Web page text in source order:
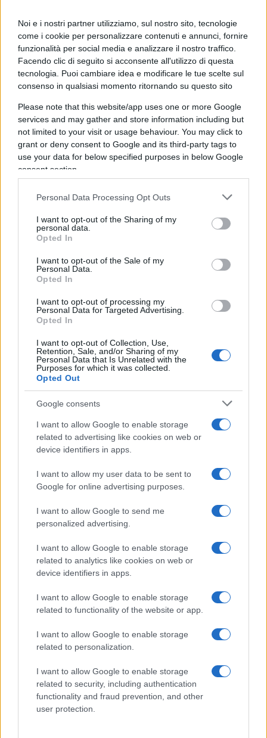
Noi e i nostri partner utilizziamo, sul nostro sito, tecnologie
come i cookie per personalizzare contenuti e annunci, fornire
funzionalità per social media e analizzare il nostro traffico.
Facendo clic di seguito si acconsente all'utilizzo di questa
tecnologia. Puoi cambiare idea e modificare le tue scelte sul
consenso in qualsiasi momento ritornando su questo sito
Please note that this website/app uses one or more Google
services and may gather and store information including but
not limited to your visit or usage behaviour. You may click to
grant or deny consent to Google and its third-party tags to
use your data for below specified purposes in below Google
consent section.
Personal Data Processing Opt Outs
I want to opt-out of the Sharing of my
personal data.
Opted In
I want to opt-out of the Sale of my
Personal Data.
Opted In
I want to opt-out of processing my
Personal Data for Targeted Advertising.
Opted In
I want to opt-out of Collection, Use,
Retention, Sale, and/or Sharing of my
Personal Data that Is Unrelated with the
Purposes for which it was collected.
Opted Out
Google consents
I want to allow Google to enable storage
related to advertising like cookies on web or
device identifiers in apps.
I want to allow my user data to be sent to
Google for online advertising purposes.
I want to allow Google to send me
personalized advertising.
I want to allow Google to enable storage
related to analytics like cookies on web or
device identifiers in apps.
I want to allow Google to enable storage
related to functionality of the website or app.
I want to allow Google to enable storage
related to personalization.
I want to allow Google to enable storage
related to security, including authentication
functionality and fraud prevention, and other
user protection.
Ritarella
1 Luglio 2026, 15:40 15:40
Le ferrovie sarde non hanno avuto alcun vantaggio dal Pnrr
che invece dovremmo restituire insieme agli altri cittadini
italiani
Rispondi VIsualizza le risposte
IL PIÙ LETTO DEL MESE
ECONOMIA 12.7k
Condominio: così si gestiscono le infiltrazioni da